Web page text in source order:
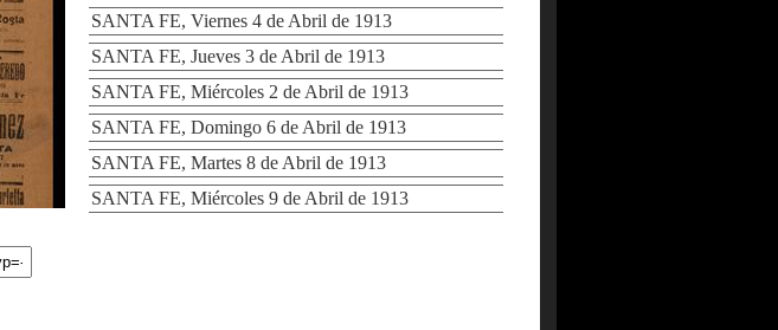
SANTA FE, Viernes 4 de Abril de 1913
SANTA FE, Jueves 3 de Abril de 1913
SANTA FE, Miércoles 2 de Abril de 1913
SANTA FE, Domingo 6 de Abril de 1913
SANTA FE, Martes 8 de Abril de 1913
SANTA FE, Miércoles 9 de Abril de 1913